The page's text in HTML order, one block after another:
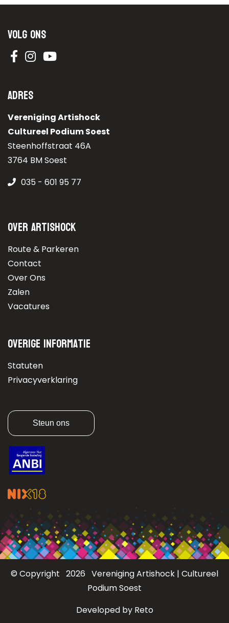
Volg ons
Adres
Vereniging Artishock
Cultureel Podium Soest
Steenhoffstraat 46A
3764 BM Soest
035 - 601 95 77
Over Artishock
Route & Parkeren
Contact
Over Ons
Zalen
Vacatures
Overige informatie
Statuten
Privacyverklaring
Steun ons
© Copyright 2026 Vereniging Artishock | Cultureel
Podium Soest
Developed by Reto